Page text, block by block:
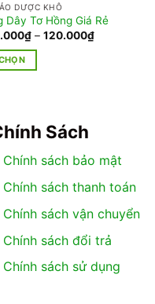
DƯỢC KHÔ
Dây Tơ Hồng Giá Rẻ
₫ – 120.000₫Khoảng
giá:
Sách
Chính sách bảo mật
Chính sách thanh toán
Chính sách vận chuyển
Chính sách đổi trả
Chính sách sử dụng